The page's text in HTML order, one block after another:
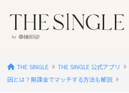
THE SINGLE THE SINGLE 公式アプリ
因とは？無課金でマッチする方法も解説